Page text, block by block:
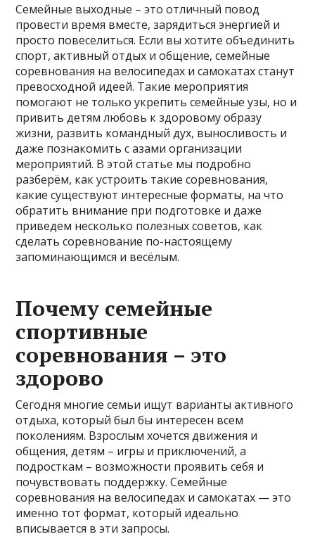
Семейные выходные – это отличный повод
провести время вместе, зарядиться энергией и
просто повеселиться. Если вы хотите объединить
спорт, активный отдых и общение, семейные
соревнования на велосипедах и самокатах станут
превосходной идеей. Такие мероприятия
помогают не только укрепить семейные узы, но и
привить детям любовь к здоровому образу
жизни, развить командный дух, выносливость и
даже познакомить с азами организации
мероприятий. В этой статье мы подробно
разберём, как устроить такие соревнования,
какие существуют интересные форматы, на что
обратить внимание при подготовке и даже
приведем несколько полезных советов, как
сделать соревнование по-настоящему
запоминающимся и весёлым.
Почему семейные
спортивные
соревнования – это
здорово
Сегодня многие семьи ищут варианты активного
отдыха, который был бы интересен всем
поколениям. Взрослым хочется движения и
общения, детям – игры и приключений, а
подросткам – возможности проявить себя и
почувствовать поддержку. Семейные
соревнования на велосипедах и самокатах — это
именно тот формат, который идеально
вписывается в эти запросы.